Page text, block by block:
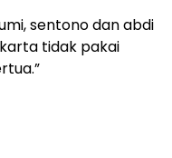
sentono dan abdi
tidak pakai